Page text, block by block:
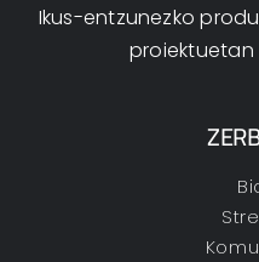
Ikus-entzunezko
proiektuetan